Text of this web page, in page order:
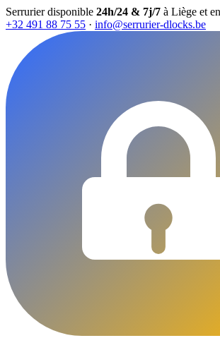
Serrurier disponible 24h/24 & 7j/7 à Liège et
+32 491 88 75 55 · info@serrurier-dlocks.be